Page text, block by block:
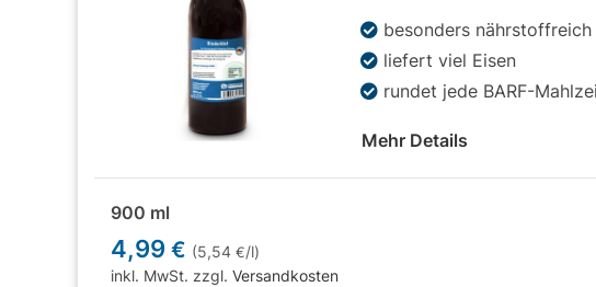
besonders nährstoffreich
liefert viel Eisen
rundet jede BARF-
Mehr Details
900 ml
4,99€ (5,54€/l)
inkl. MwSt. zzgl.Versandkosten